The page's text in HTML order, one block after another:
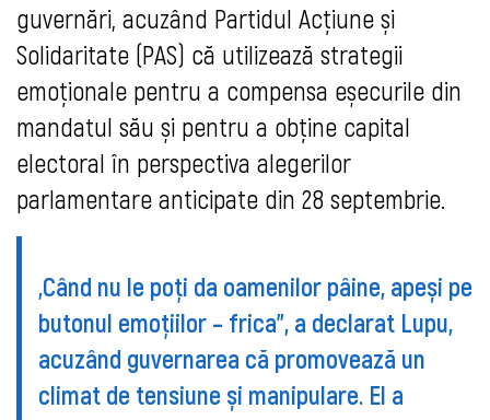
guvernări, acuzând Partidul Acțiune și
Solidaritate (PAS) că utilizează strategii
emoționale pentru a compensa eșecurile din
mandatul său și pentru a obține capital
electoral în perspectiva alegerilor
parlamentare anticipate din 28 septembrie.
„Când nu le poți da oamenilor pâine, apeși pe
butonul emoțiilor – frica”, a declarat Lupu,
acuzând guvernarea că promovează un
climat de tensiune și manipulare. El a